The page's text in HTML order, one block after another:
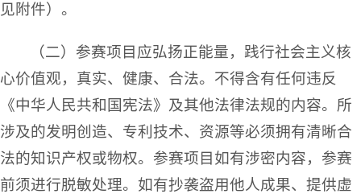
见附件）。
（二）参赛项目应弘扬正能量，践行社会主义核
心价值观，真实、健康、合法。不得含有任何违反
《中华人民共和国宪法》及其他法律法规的内容。所
涉及的发明创造、专利技术、资源等必须拥有清晰合
法的知识产权或物权。参赛项目如有涉密内容，参赛
前须进行脱敏处理。如有抄袭盗用他人成果、提供虚